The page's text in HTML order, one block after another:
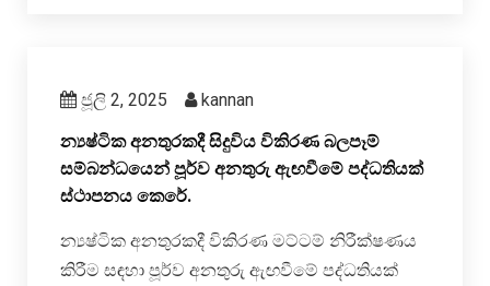
ජූලි 2, 2025 kannan
න්‍යෂ්ටික අනතුරකදී සිදුවිය විකිරණ බලපෑම්
සම්බන්ධයෙන් පූර්ව අනතුරු ඇඟවීමේ පද්ධතියක්
ස්ථාපනය කෙරේ.
න්‍යෂ්ටික අනතුරකදී විකිරණ මට්ටම් නිරීක්ෂණය
කිරීම සඳහා පූර්ව අනතුරු ඇඟවීමේ පද්ධතියක්